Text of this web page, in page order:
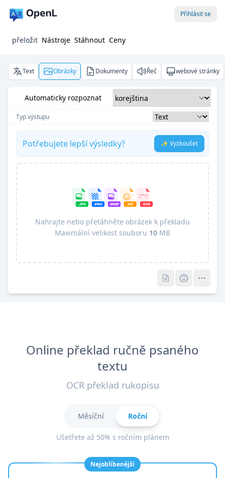
Přihlásit se
přeložit Nástroje Stáhnout Ceny
Text Obrázky Dokumenty Řeč webové stránky
Automaticky rozpoznat
Typ výstupu
Potřebujete lepší výsledky? ✨ Vyzkoušet
Nahrajte nebo přetáhněte obrázek k překladu
Maximální velikost souboru 10 MB
Online překlad ručně psaného
textu
OCR překlad rukopisu
Měsíční Roční
Ušetřete až 50% s ročním plánem
Nejoblíbenější